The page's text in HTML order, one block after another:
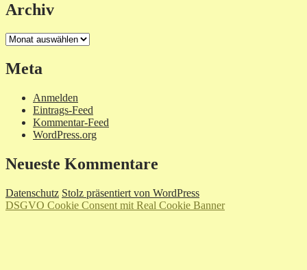
Archiv
Archiv
Meta
Anmelden
Eintrags-Feed
Kommentar-Feed
WordPress.org
Neueste Kommentare
Datenschutz Stolz präsentiert von WordPress
DSGVO Cookie Consent mit Real Cookie Banner